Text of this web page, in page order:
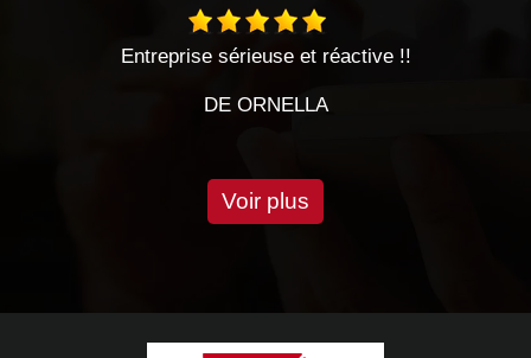
Entreprise sérieuse très satisfaite des
Voir plus